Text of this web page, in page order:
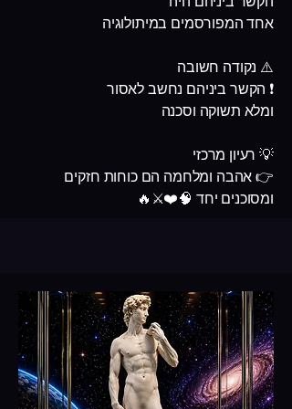
אחד המפורסמים במיתולוגיה
⚠️ נקודה חשובה
❗ הקשר ביניהם נחשב לאסור
ומלא תשוקה וסכנה
💡 רעיון מרכזי
👉 אהבה ומלחמה הם כוחות חזקים
ומסוכנים יחד 🧠❤️⚔️🔥